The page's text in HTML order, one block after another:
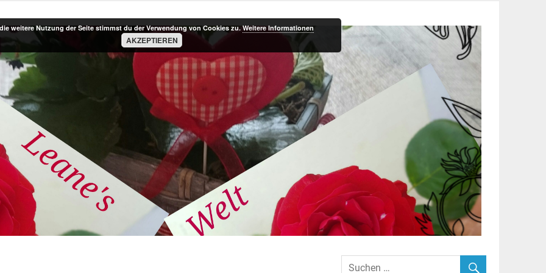
weitere Nutzung der Seite stimmst du der Verwendung von Cookies zu.Weitere Informationen
AKZEPTIEREN